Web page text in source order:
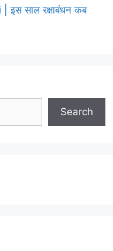
साल रक्षाबंधन कब
Search